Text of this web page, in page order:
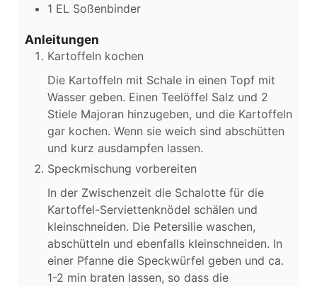
1 EL Soßenbinder
Anleitungen
Kartoffeln kochen
Die Kartoffeln mit Schale in einen Topf mit
Wasser geben. Einen Teelöffel Salz und 2
Stiele Majoran hinzugeben, und die Kartoffeln
gar kochen. Wenn sie weich sind abschütten
und kurz ausdampfen lassen.
Speckmischung vorbereiten
In der Zwischenzeit die Schalotte für die
Kartoffel-Serviettenknödel schälen und
kleinschneiden. Die Petersilie waschen,
abschütteln und ebenfalls kleinschneiden. In
einer Pfanne die Speckwürfel geben und ca.
1-2 min braten lassen, so dass die